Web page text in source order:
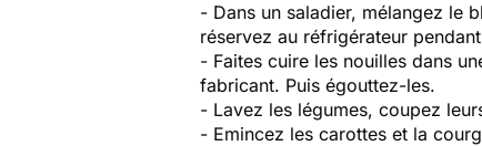
- Dans un saladier, mélangez le
réservez au réfrigérateur
- Faites cuire les nouilles dans
fabricant. Puis égouttez-les.
- Lavez les légumes, coupez
- Emincez les carottes et la